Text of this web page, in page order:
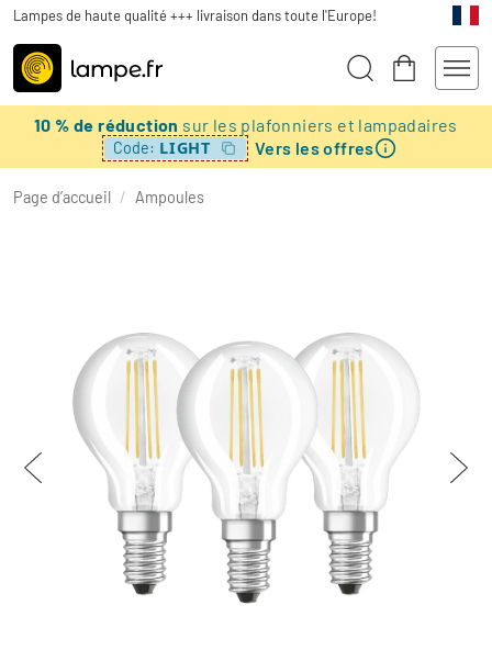
Lampes de haute qualité +++ livraison dans toute l'Europe!
10 % de réduction sur les plafonniers et lampadaires
Code: LIGHT Vers les offres
Page d’accueil / Ampoules